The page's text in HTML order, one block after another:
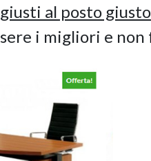
al posto giusto
i migliori e